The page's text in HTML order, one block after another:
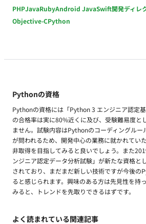
PHPJavaRubyAndroid JavaSwift開発ディレ
Objective-CPython
Pythonの資格
Pythonの資格には「Python 3 エンジニア認定
の合格率は実に80%近くに及び、受験難易度と
ません。試験内容はPythonのコーディングル
が問われるため、開発中心の業務に就かれてい
非取得を目指してみると良いでしょう。また
ンジニア認定データ分析試験」が新たな資格と
されており、まだまだ新しい技術ですが今後の
ると感じられます。興味のある方は先見性を持
みると、トレンドを先取りできるはずです。
よく読まれている関連記事